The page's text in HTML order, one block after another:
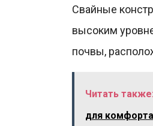
Свайные
высоким
почвы,
Читать также:
для комфорта